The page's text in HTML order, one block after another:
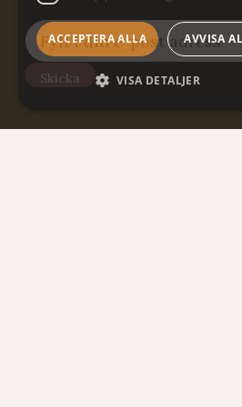
ACCEPTERA ALLA AVVISA
VISA DETALJER